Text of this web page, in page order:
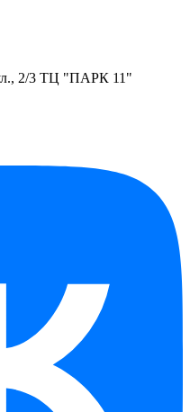
2/3 ТЦ "ПАРК 11"